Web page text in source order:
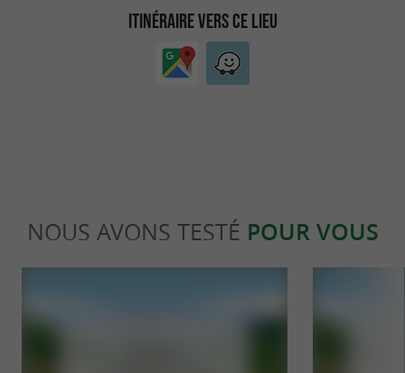
ITINÉRAIRE VERS CE LIEU
NOUS AVONS TESTÉ POUR VOUS